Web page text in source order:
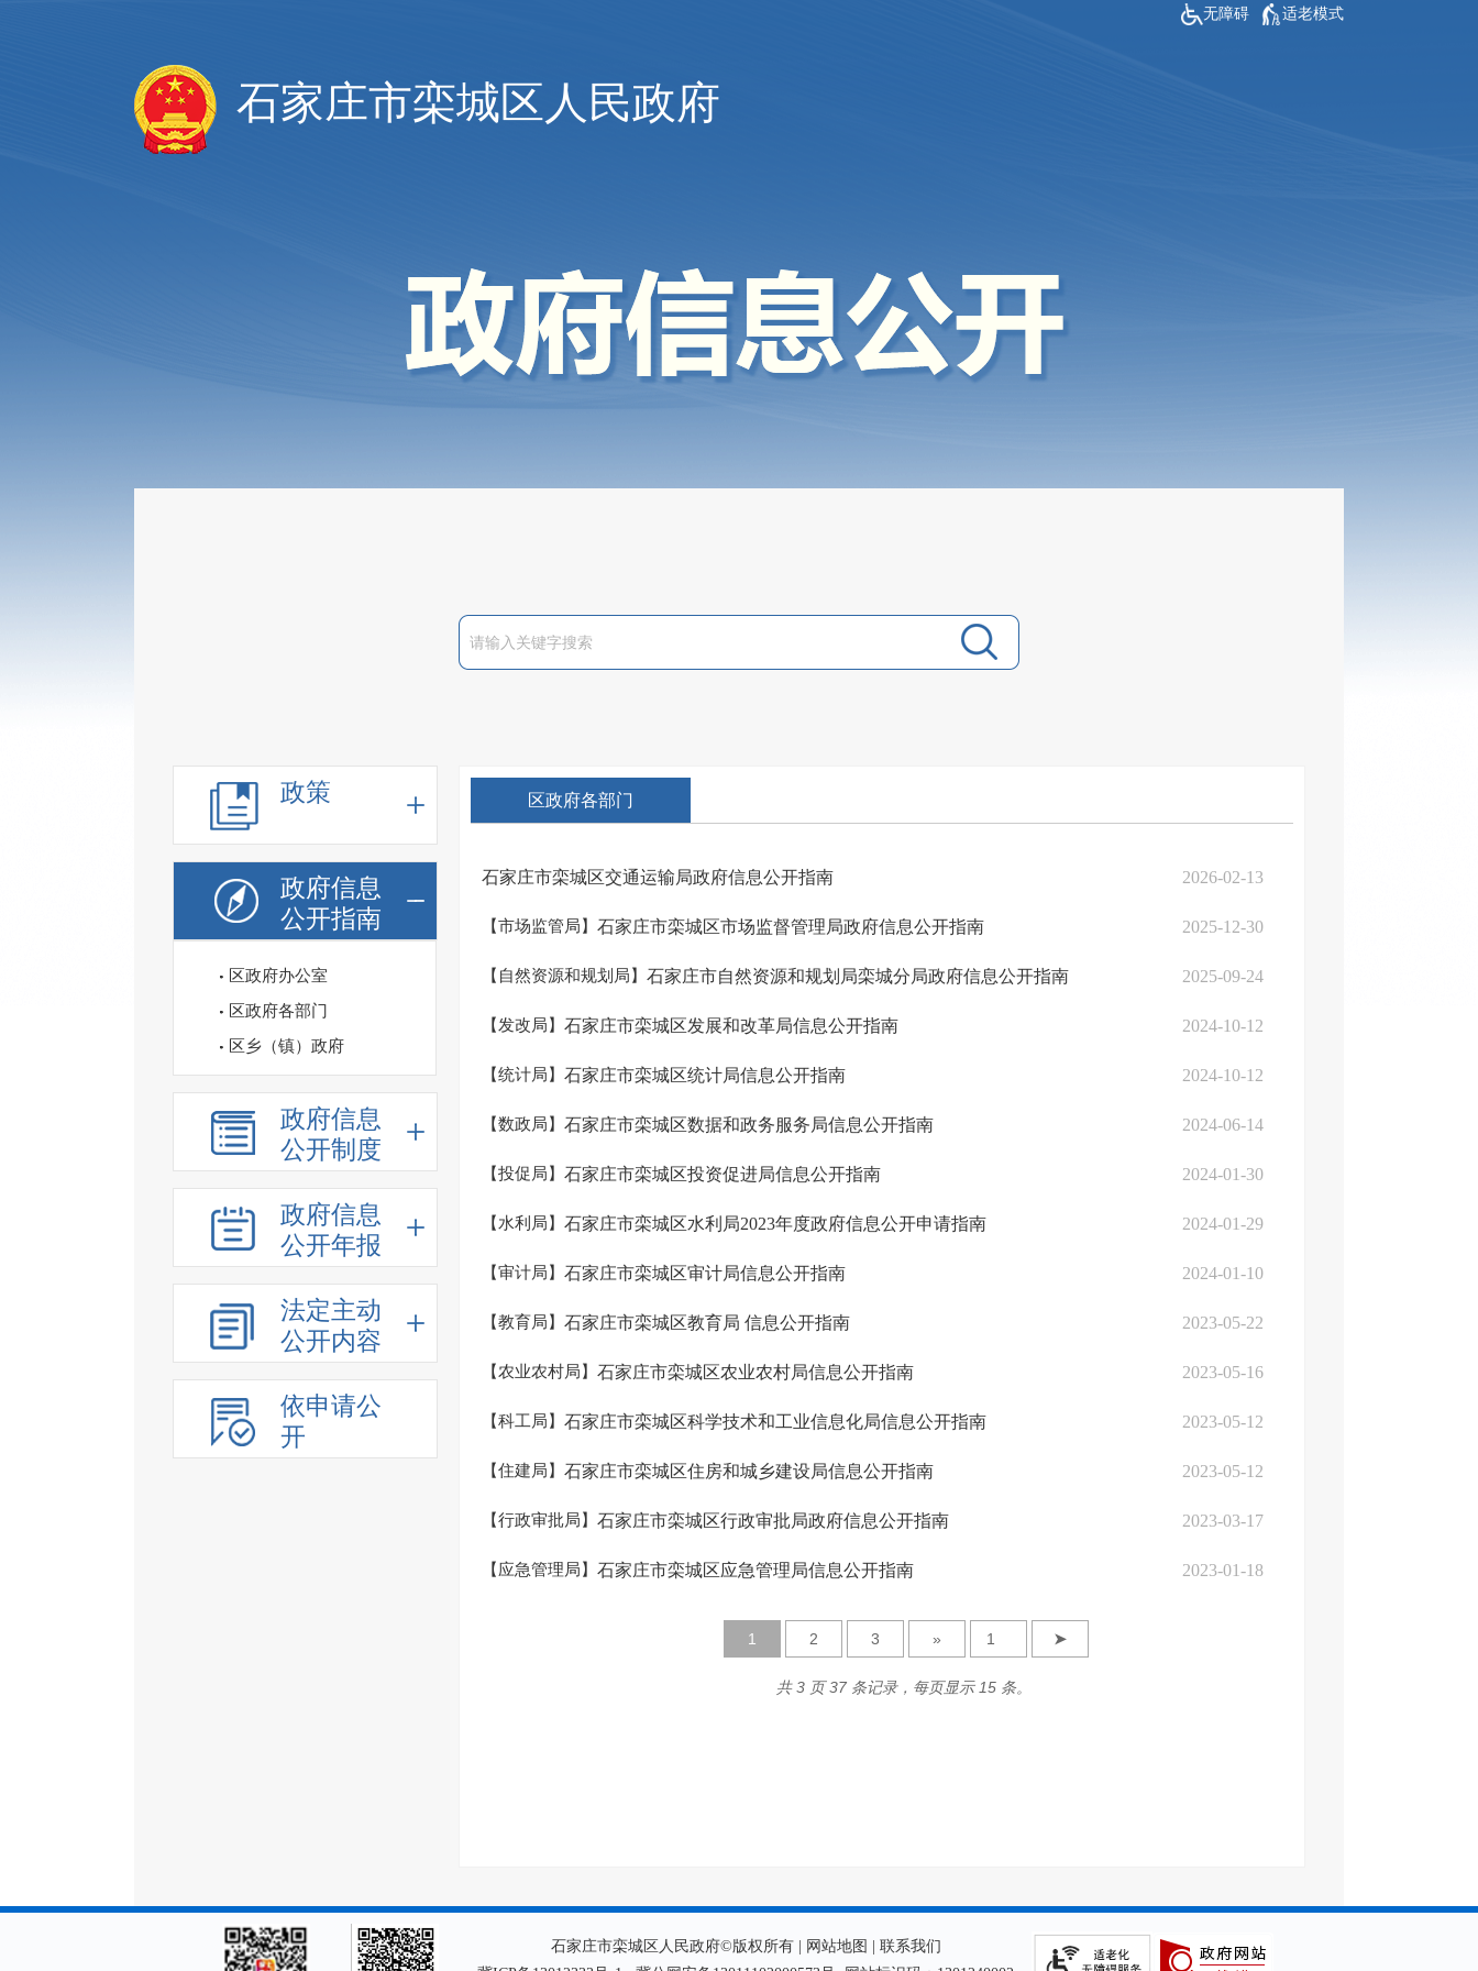
无障碍 适老模式
石家庄市栾城区人民政府
政策
政府信息
公开指南
区政府办公室
区政府各部门
区乡（镇）政府
政府信息
公开制度
政府信息
公开年报
法定主动
公开内容
依申请公
开
区政府各部门
石家庄市栾城区交通运输局政府信息公开指南 2026-02-13
【市场监管局】 石家庄市栾城区市场监督管理局政府信息公开指南 2025-12-30
【自然资源和规划局】 石家庄市自然资源和规划局栾城分局政府信息公开指南 2025-09-24
【发改局】 石家庄市栾城区发展和改革局信息公开指南 2024-10-12
【统计局】 石家庄市栾城区统计局信息公开指南 2024-10-12
【数政局】 石家庄市栾城区数据和政务服务局信息公开指南 2024-06-14
【投促局】 石家庄市栾城区投资促进局信息公开指南 2024-01-30
【水利局】 石家庄市栾城区水利局2023年度政府信息公开申请指南 2024-01-29
【审计局】 石家庄市栾城区审计局信息公开指南 2024-01-10
【教育局】 石家庄市栾城区教育局 信息公开指南 2023-05-22
【农业农村局】 石家庄市栾城区农业农村局信息公开指南 2023-05-16
【科工局】 石家庄市栾城区科学技术和工业信息化局信息公开指南 2023-05-12
【住建局】 石家庄市栾城区住房和城乡建设局信息公开指南 2023-05-12
【行政审批局】 石家庄市栾城区行政审批局政府信息公开指南 2023-03-17
【应急管理局】 石家庄市栾城区应急管理局信息公开指南 2023-01-18
1 2 3 » ➤
共 3 页 37 条记录，每页显示 15 条。